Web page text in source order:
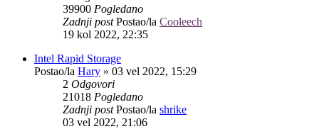
39900 Pogledano
Zadnji postPostao/la Cooleech
19 kol 2022, 22:35
Intel Rapid Storage
Postao/la Hary » 03 vel 2022, 15:29
2 Odgovori
21018 Pogledano
Zadnji postPostao/la shrike
03 vel 2022, 21:06